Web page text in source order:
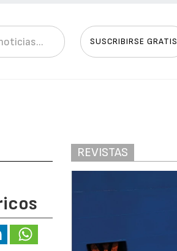
SUSCRIBIRSE GRATIS
REVISTAS